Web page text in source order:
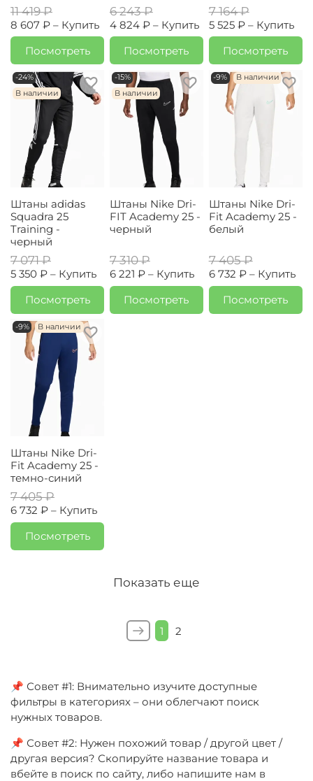
11 419 ₽
8 607 ₽ – Купить
Посмотреть
6 243 ₽
4 824 ₽ – Купить
Посмотреть
7 164 ₽
5 525 ₽ – Купить
Посмотреть
-24%
В наличии
Штаны adidas
Squadra 25
Training -
черный
7 071 ₽
5 350 ₽ – Купить
Посмотреть
-15%
В наличии
Штаны Nike Dri-
FIT Academy 25 -
черный
7 310 ₽
6 221 ₽ – Купить
Посмотреть
-9% В наличии
Штаны Nike Dri-
Fit Academy 25 -
белый
7 405 ₽
6 732 ₽ – Купить
Посмотреть
-9% В наличии
Штаны Nike Dri-
Fit Academy 25 -
темно-синий
7 405 ₽
6 732 ₽ – Купить
Посмотреть
Показать еще
1 2
📌 Совет #1: Внимательно изучите доступные
фильтры в категориях – они облегчают поиск
нужных товаров.
📌 Совет #2: Нужен похожий товар / другой цвет /
другая версия? Скопируйте название товара и
вбейте в поиск по сайту, либо напишите нам в